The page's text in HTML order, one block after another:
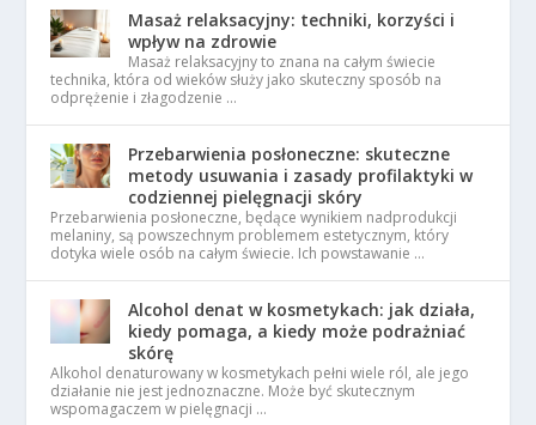
Masaż relaksacyjny: techniki, korzyści i
wpływ na zdrowie
Masaż relaksacyjny to znana na całym świecie
technika, która od wieków służy jako skuteczny sposób na
odprężenie i złagodzenie …
Przebarwienia posłoneczne: skuteczne
metody usuwania i zasady profilaktyki w
codziennej pielęgnacji skóry
Przebarwienia posłoneczne, będące wynikiem nadprodukcji
melaniny, są powszechnym problemem estetycznym, który
dotyka wiele osób na całym świecie. Ich powstawanie …
Alcohol denat w kosmetykach: jak działa,
kiedy pomaga, a kiedy może podrażniać
skórę
Alkohol denaturowany w kosmetykach pełni wiele ról, ale jego
działanie nie jest jednoznaczne. Może być skutecznym
wspomagaczem w pielęgnacji …